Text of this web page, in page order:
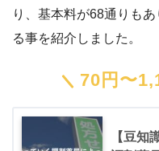
り、基本料が68通りも
る事を紹介しました。
70円〜
【豆知